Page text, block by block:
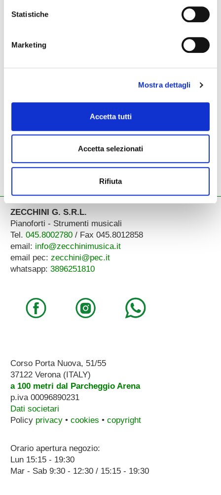
Statistiche
Marketing
Mostra dettagli
Accetta tutti
Accetta selezionati
Rifiuta
HTS1G
legatura e copribocchino
ZECCHINI G. S.R.L.
Pianoforti - Strumenti musicali
Tel. 045.8002780/ Fax 045.8012858
email: info@zecchinimusica.it
email pec: zecchini@pec.it
whatsapp: 3896251810
Corso Porta Nuova, 51/55
37122 Verona (ITALY)
a 100 metri dal Parcheggio Arena
p.iva 00096890231
Dati societari
Policy privacy• cookies • copyright
Orario apertura negozio:
Lun 15:15 - 19:30
Mar - Sab 9:30 - 12:30 / 15:15 - 19:30